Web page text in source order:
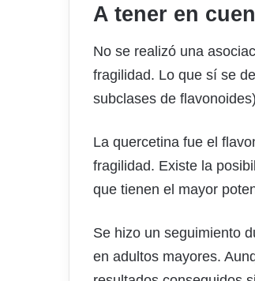
A tener en
No se realizó una
fragilidad. Lo que sí se
subclases de
La quercetina fue el
fragilidad. Existe la
que tienen el mayor
Se hizo un seguimiento
en adultos mayores.